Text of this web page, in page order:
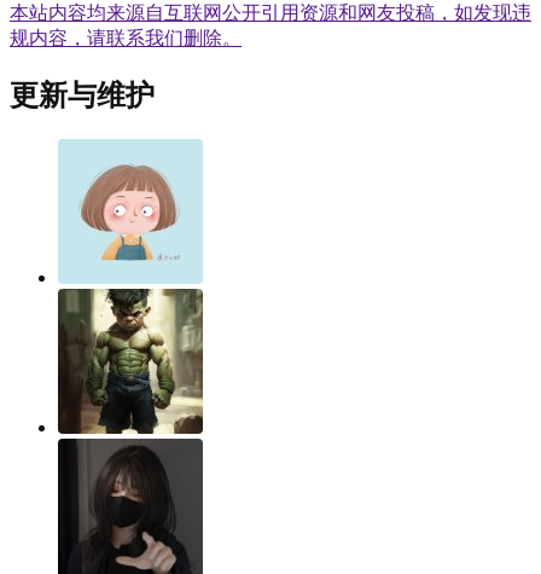
本站内容均来源自互联网公开引用资源和网友投稿，如发现违
规内容，请联系我们删除。
更新与维护